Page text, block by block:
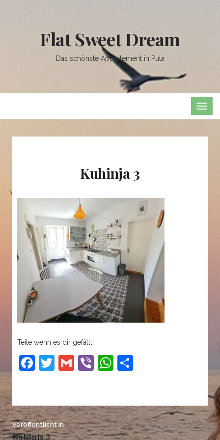
Flat Sweet Dream
Das schönste Appartement in Pula
Kuhinja 3
Teile wenn es dir gefällt!
Facebook
Twitter
GmailViberWhatsApp
Beitrags-
Veröffentlicht in
Kuhinja 3